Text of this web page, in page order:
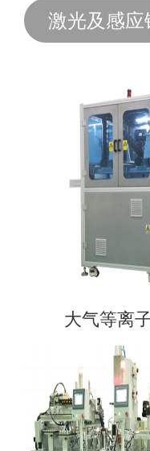
激光及感应
大气等离